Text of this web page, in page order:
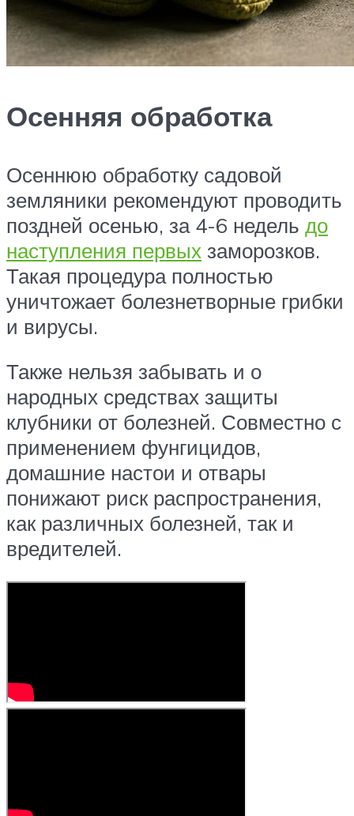
Осенняя обработка
Осеннюю обработку садовой
земляники рекомендуют проводить
поздней осенью, за 4-6 недель до
наступления первых заморозков.
Такая процедура полностью
уничтожает болезнетворные грибки
и вирусы.
Также нельзя забывать и о
народных средствах защиты
клубники от болезней. Совместно с
применением фунгицидов,
домашние настои и отвары
понижают риск распространения,
как различных болезней, так и
вредителей.